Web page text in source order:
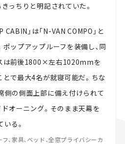
っちりと明記されていた。
」は「N-VAN COMPO」と
ップアップルーフを装備し、同
は前後1800×左右1020mmを
で最大4名が就寝可能だ。ちな
側の側面上部に備え付けられて
オーニング。そのまま天幕を
る。
、家具、ベッド、全窓プライバシーカ